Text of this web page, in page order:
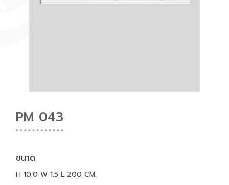
PM 043
ขนาด
H 10.0 W 1.5 L 200 CM.